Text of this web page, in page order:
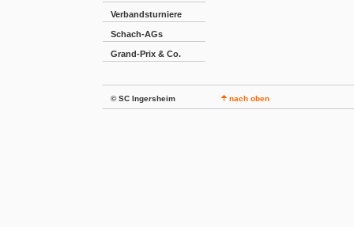
Verbandsturniere
Schach-AGs
Grand-Prix & Co.
© SC Ingersheim nach oben